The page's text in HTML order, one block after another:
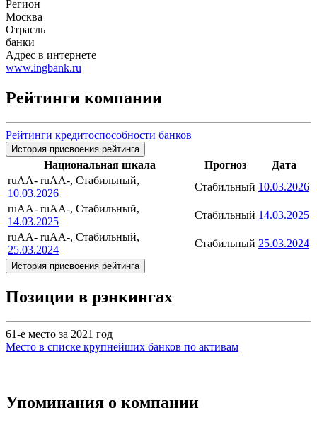
Регион
Москва
Отрасль
банки
Адрес в интернете
www.ingbank.ru
Рейтинги компании
Рейтинги кредитоспособности банков
История присвоения рейтинга
Национальная шкала Прогноз
Дата
ruAA- ruAA-, Стабильный,
10.03.2026
Стабильный 10.03.2026
ruAA- ruAA-, Стабильный,
14.03.2025
Стабильный 14.03.2025
ruAA- ruAA-, Стабильный,
25.03.2024
Стабильный 25.03.2024
История присвоения рейтинга
Позиции в рэнкингах
61-е место за 2021 год
Место в списке крупнейших банков по активам
Упоминания о компании